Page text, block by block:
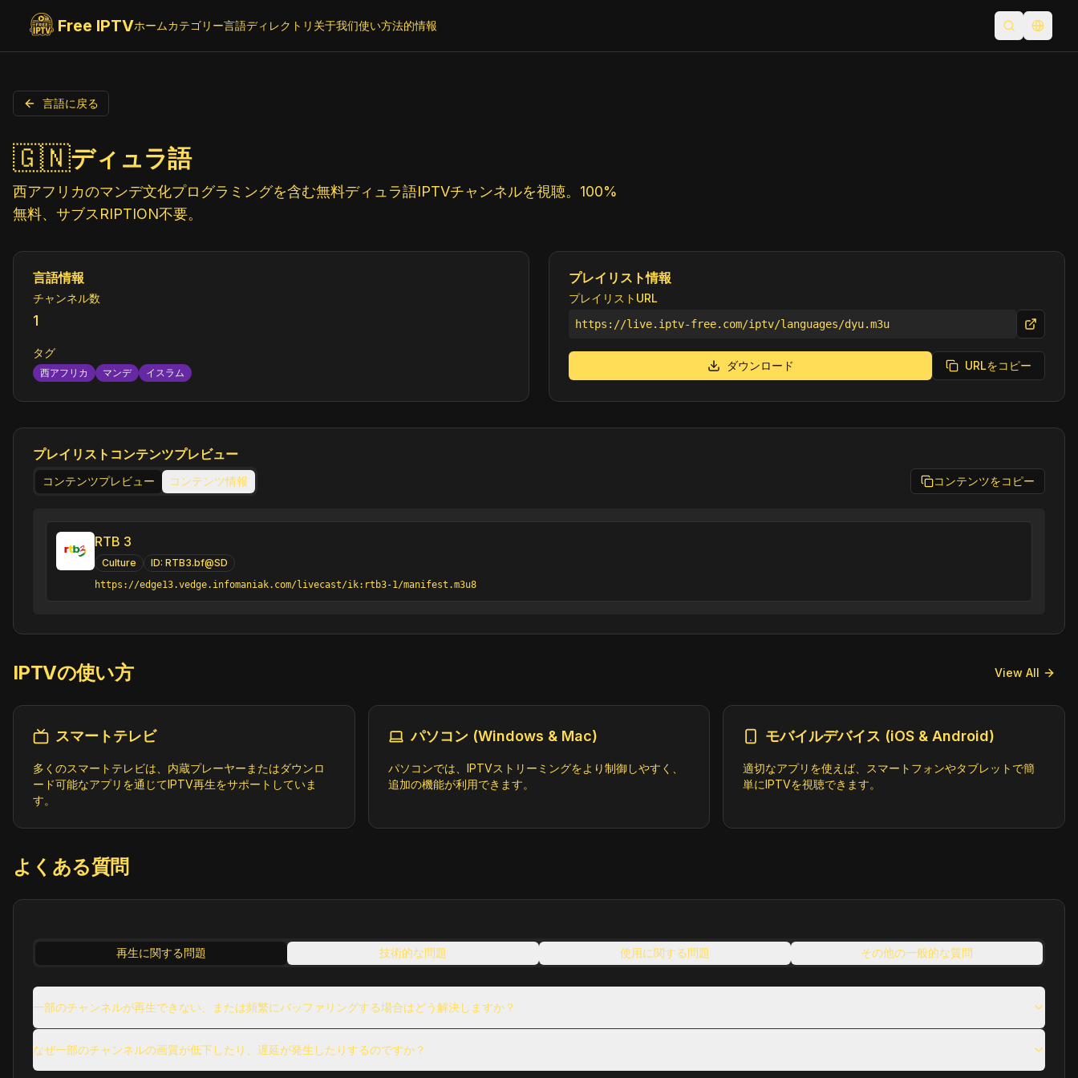
Free IPTVホームカテゴリー言語ディレクトリ 关于我们使い方法的情報 検索を開く
言語を
言語に戻る
🇬🇳ディュラ語
西アフリカのマンデ文化プログラミングを含む無料ディュラ語IPTVチャンネルを視聴。100%
無料、サブスRIPTION不要。
言語情報
チャンネル数
1
タグ
西アフリカ マンデ イスラム
プレイリスト情報
プレイリストURL
https://live.iptv-free.com/iptv/languages/dyu.m3u
ダウンロード URLをコピー
プレイリストコンテンツプレビュー
コンテンツプレビュー コンテンツ情報 コンテンツをコピー
RTB 3
Culture ID: RTB3.bf@SD
https://edge13.vedge.infomaniak.com/livecast/ik:rtb3-1/manifest.m3u8
IPTVの使い方 View All
スマートテレビ
多くのスマートテレビは、内蔵プレーヤーまたはダウンロ
ード可能なアプリを通じてIPTV再生をサポートしていま
す。
パソコン (Windows & Mac)
パソコンでは、IPTVストリーミングをより制御しやすく、
追加の機能が利用できます。
モバイルデバイス (iOS & Android)
適切なアプリを使えば、スマートフォンやタブレットで簡
単にIPTVを視聴できます。
よくある質問
再生に関する問題 技術的な問題 使用に関する問題 その他の一般的な質問
一部のチャンネルが再生できない、または頻繁にバッファリングする場合はどう解決しますか？
なぜ一部のチャンネルの画質が低下したり、遅延が発生したりするのですか？